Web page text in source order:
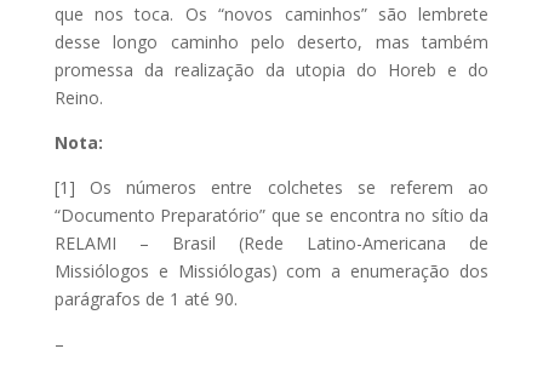
que nos toca. Os “novos caminhos” são lembrete
desse longo caminho pelo deserto, mas também
promessa da realização da utopia do Horeb e do
Reino.
Nota:
[1] Os números entre colchetes se referem ao
“Documento Preparatório” que se encontra no sítio da
RELAMI – Brasil (Rede Latino-Americana de
Missiólogos e Missiólogas) com a enumeração dos
parágrafos de 1 até 90.
–